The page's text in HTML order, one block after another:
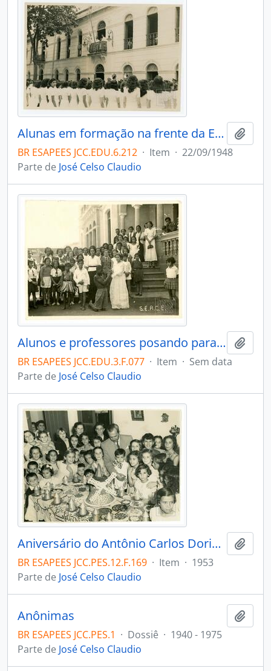
Alunas em formação na frente da Escola Normal Pedro II. Comemorações por motivo da vitória nas Olimpíadas Escolares. Na sacada o Secretário de Educação José Celso Claudio e o professor de Português Américo Barbosa de Menezes. Vitória
BR ESAPEES JCC.EDU.6.212 · Item · 22/09/1948
Parte de José Celso Claudio
Alunos e professores posando para foto por ocasião de apresentação teatral. Na parte inferior esquerda da foto a sigla S.E.R.C.E.
BR ESAPEES JCC.EDU.3.F.077 · Item · Sem data
Parte de José Celso Claudio
Aniversário do Antônio Carlos Doria Claudio, Anna Amélia Claudio, Célia Doria Claudio, Eliete Barroso, Franci Leite, Adelci Guisen, Marilza Duarte, Rosalba Duarte, Ildete Burguinhon, Tereza Torres, Arlete Guisen, Lucia Doria Claudio, Kelsia Terezinha Reis, Alda (?), Ines Coraça, Terezinha Lacerda, Carlos (?), Virginia Faustine, Dijanira (?), Altina Menezes, Ivanir Menezes, Teresinha Fernandes, Enide Quintais, José Maria Claudio, Rildes (?).
BR ESAPEES JCC.PES.12.F.169 · Item · 1953
Parte de José Celso Claudio
Anônimas
BR ESAPEES JCC.PES.1 · Dossiê · 1940 - 1975
Parte de José Celso Claudio